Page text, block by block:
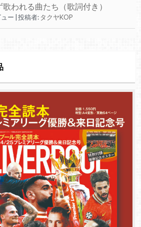
われる曲たち（歌詞付き）
ー 投稿者: タクヤKOP